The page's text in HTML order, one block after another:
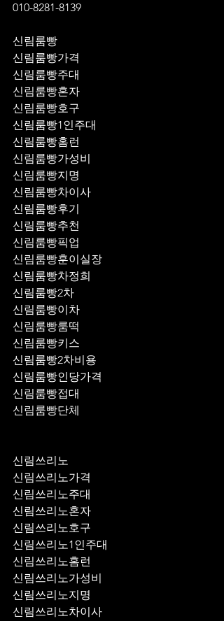
010-8281-8139
신림룸빵
신림룸빵가격
신림룸빵주대
신림룸빵혼자
신림룸빵호구
신림룸빵1인주대
신림룸빵홈런
신림룸빵가성비
신림룸빵지명
신림룸빵차이사
신림룸빵후기
신림룸빵추천
신림룸빵훈이실장
신림룸빵차정희
신림룸빵2차
신림룸빵이차
신림룸빵룸떡
신림룸빵키스
신림룸빵2차비용
신림룸빵인당가격
신림룸빵접대
신림룸빵단체
신림쓰리노
신림쓰리노가격
신림쓰리노주대
신림쓰리노혼자
신림쓰리노호구
신림쓰리노1인주대
신림쓰리노홈런
신림쓰리노가성비
신림쓰리노지명
신림쓰리노차이사